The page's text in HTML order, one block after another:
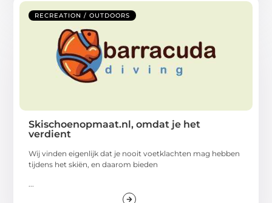
RECREATION / OUTDOORS
Skischoenopmaat.nl, omdat je het
verdient
Wij vinden eigenlijk dat je nooit voetklachten mag hebben
tijdens het skiën, en daarom bieden